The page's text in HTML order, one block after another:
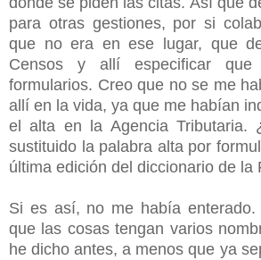
para otras gestiones, por si
que no era en ese lugar, que
Censos y allí especificar
formularios. Creo que no se me
allí en la vida, ya que me habían
el alta en la Agencia Tributaria.
sustituido la palabra alta por
última edición del diccionario de la
Si es así, no me había enterado.
que las cosas tengan varios
he dicho antes, a menos que ya